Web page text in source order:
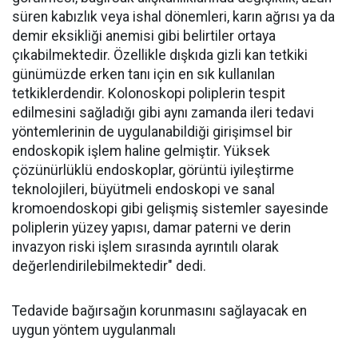
süren kabızlık veya ishal dönemleri, karın ağrısı ya da
demir eksikliği anemisi gibi belirtiler ortaya
çıkabilmektedir. Özellikle dışkıda gizli kan tetkiki
günümüzde erken tanı için en sık kullanılan
tetkiklerdendir. Kolonoskopi poliplerin tespit
edilmesini sağladığı gibi aynı zamanda ileri tedavi
yöntemlerinin de uygulanabildiği girişimsel bir
endoskopik işlem haline gelmiştir. Yüksek
çözünürlüklü endoskoplar, görüntü iyileştirme
teknolojileri, büyütmeli endoskopi ve sanal
kromoendoskopi gibi gelişmiş sistemler sayesinde
poliplerin yüzey yapısı, damar paterni ve derin
invazyon riski işlem sırasında ayrıntılı olarak
değerlendirilebilmektedir" dedi.
Tedavide bağırsağın korunmasını sağlayacak en
uygun yöntem uygulanmalı